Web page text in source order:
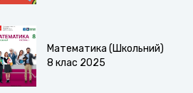
Математика (Школьний)
8 клас 2025